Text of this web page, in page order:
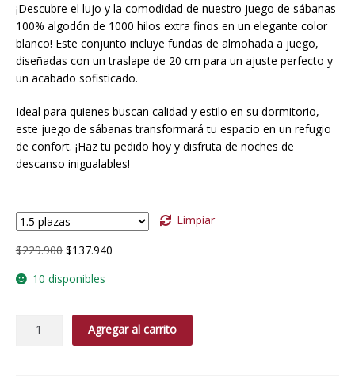
precios:
desde
$137.940
$213.540
¡Descubre el lujo y la comodidad de nuestro juego de sábanas
100% algodón de 1000 hilos extra finos en un elegante color
blanco! Este conjunto incluye fundas de almohada a juego,
diseñadas con un traslape de 20 cm para un ajuste perfecto y
un acabado sofisticado.
Ideal para quienes buscan calidad y estilo en su dormitorio,
este juego de sábanas transformará tu espacio en un refugio
de confort. ¡Haz tu pedido hoy y disfruta de noches de
descanso inigualables!
Limpiar
$229.900 El
original
$229.900.
$137.940El
$137.940.
10 disponibles
Agregar al carrito